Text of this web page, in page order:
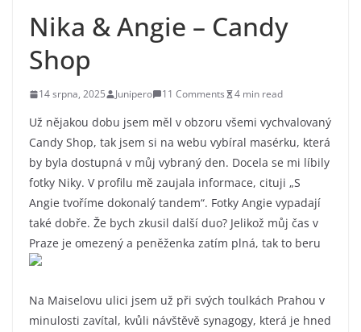
Nika & Angie – Candy
Shop
14 srpna, 2025 Junipero 11 Comments 4 min read
Už nějakou dobu jsem měl v obzoru všemi vychvalovaný
Candy Shop, tak jsem si na webu vybíral masérku, která
by byla dostupná v můj vybraný den. Docela se mi líbily
fotky Niky. V profilu mě zaujala informace, cituji „S
Angie tvoříme dokonalý tandem“. Fotky Angie vypadají
také dobře. Že bych zkusil další duo? Jelikož můj čas v
Praze je omezený a peněženka zatím plná, tak to beru
Na Maiselovu ulici jsem už při svých toulkách Prahou v
minulosti zavítal, kvůli návštěvě synagogy, která je hned